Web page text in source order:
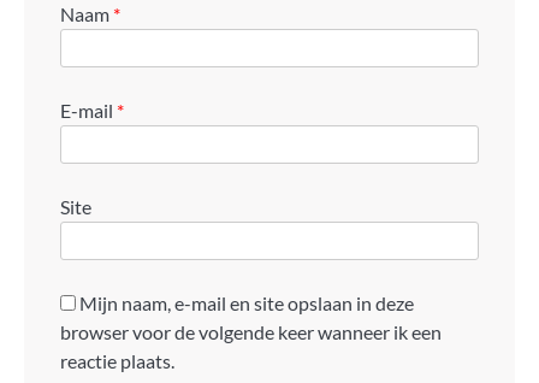
Naam *
E-mail *
Site
Mijn naam, e-mail en site opslaan in deze
browser voor de volgende keer wanneer ik een
reactie plaats.